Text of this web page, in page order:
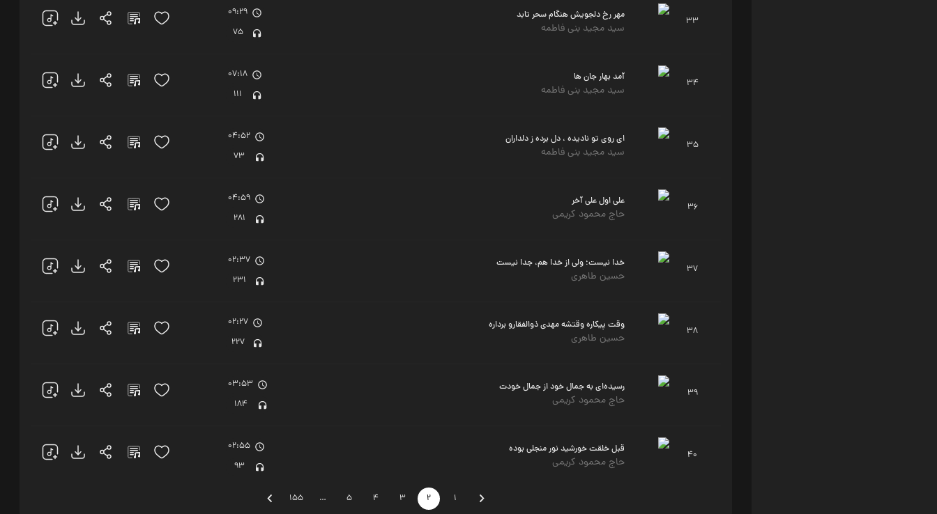
33 مهر رخ دلجویش هنگام سحر تابد
سید مجید بنی فاطمه
09:29
75
34 آمد بهار جان ها
سید مجید بنی فاطمه
07:18
111
35 ای روی تو نادیده ، دل برده ز دلداران
سید مجید بنی فاطمه
04:52
73
36 علی اول علی آخر
حاج محمود کریمی
04:59
281
37 خدا نیست؛ ولی از خدا هم، جدا نیست
حسین طاهری
02:37
231
38 وقت پیکاره وقتشه مهدی ذوالفقارو برداره
حسین طاهری
02:27
227
39 رسیده‌ای به جمال خود از جمال خودت
حاج محمود کریمی
03:53
184
40 قبل خلقت خورشید نور منجلی بوده
حاج محمود کریمی
02:55
93
1
2
3
4
5
…
155